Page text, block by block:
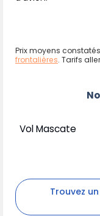
Prix moyens
frontalières. Tarifs
Vol Mascate
Trouvez